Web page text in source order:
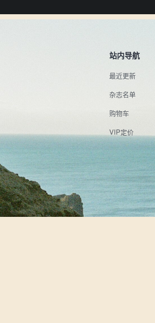
站内导航
最近更新
杂志名单
购物车
VIP定价